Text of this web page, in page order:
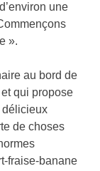
une
».
au bord de
qui propose
délicieux
de choses
fraise-banane